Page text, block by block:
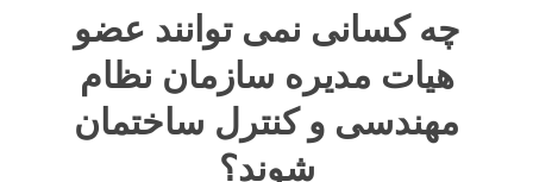
چه کسانی نمی توانند عضو
هیات مدیره سازمان نظام
مهندسی و کنترل ساختمان
شوند؟